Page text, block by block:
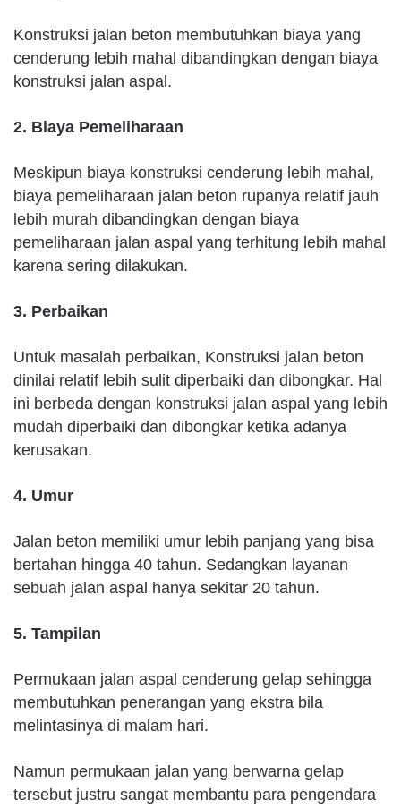
Konstruksi jalan beton membutuhkan biaya yang
cenderung lebih mahal dibandingkan dengan biaya
konstruksi jalan aspal.
2. Biaya Pemeliharaan
Meskipun biaya konstruksi cenderung lebih mahal,
biaya pemeliharaan jalan beton rupanya relatif jauh
lebih murah dibandingkan dengan biaya
pemeliharaan jalan aspal yang terhitung lebih mahal
karena sering dilakukan.
3. Perbaikan
Untuk masalah perbaikan, Konstruksi jalan beton
dinilai relatif lebih sulit diperbaiki dan dibongkar. Hal
ini berbeda dengan konstruksi jalan aspal yang lebih
mudah diperbaiki dan dibongkar ketika adanya
kerusakan.
4. Umur
Jalan beton memiliki umur lebih panjang yang bisa
bertahan hingga 40 tahun. Sedangkan layanan
sebuah jalan aspal hanya sekitar 20 tahun.
5. Tampilan
Permukaan jalan aspal cenderung gelap sehingga
membutuhkan penerangan yang ekstra bila
melintasinya di malam hari.
Namun permukaan jalan yang berwarna gelap
tersebut justru sangat membantu para pengendara